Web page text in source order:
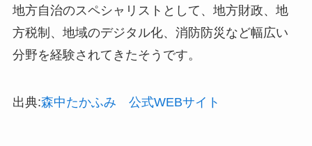
地方自治のスペシャリストとして、地方財政、地
方税制、地域のデジタル化、消防防災など幅広い
分野を経験されてきたそうです。
出典:森中たかふみ 公式WEBサイト